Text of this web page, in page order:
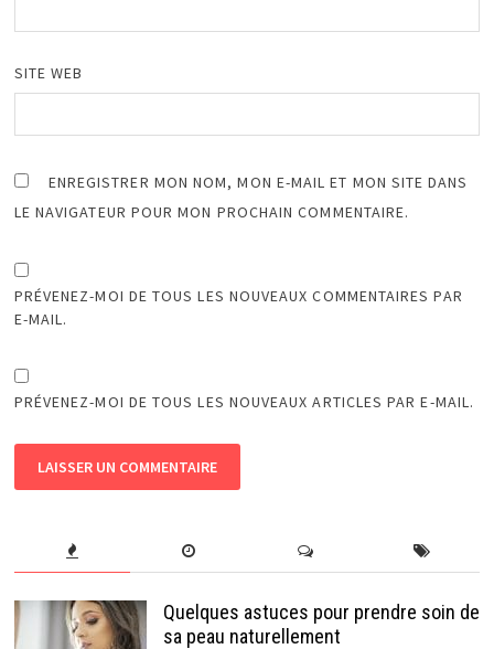
SITE WEB
ENREGISTRER MON NOM, MON E-MAIL ET MON SITE DANS
LE NAVIGATEUR POUR MON PROCHAIN COMMENTAIRE.
PRÉVENEZ-MOI DE TOUS LES NOUVEAUX COMMENTAIRES PAR
E-MAIL.
PRÉVENEZ-MOI DE TOUS LES NOUVEAUX ARTICLES PAR E-MAIL.
Quelques astuces pour prendre soin de
sa peau naturellement